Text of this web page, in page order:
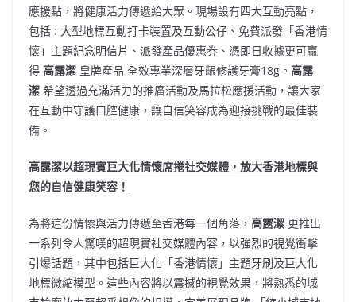
應援點，將健康活力傳遞給大眾。現場設有四大互動亮點，
包括 : 大型地標互動打卡裝置及互動公仔、免費派發「香港情
懷」主題紀念明信片、派發產品優惠券、憑即日收據更可贏
得 高露潔 皇牌產品 全效專業深層牙齦修護牙膏18g。 高露
潔 希望透過充滿活力的推廣活動及馬拉松應援活動，讓大家
在互動中守護口腔健康，讓自信笑容成為迎接挑戰的最佳裝
備。
高露潔以超現實巨大化情懷席捲社交媒體，放大香港地標與
您的自信健康笑容！
為將這份情懷與活力傳遞至香港每一個角落， 高露潔 更推出
一系列令人驚嘆的超現實社交媒體內容，以強烈的視覺衝擊
引爆話題，其中包括巨大化「香港情懷」主題牙刷及巨大化
地標微縮模型。這些內容將以震撼的視覺效果，將熟悉的城